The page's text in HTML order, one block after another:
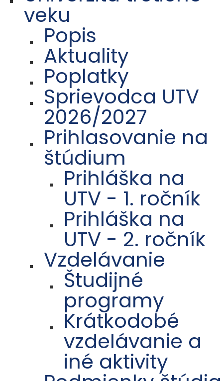
veku
Popis
Aktuality
Poplatky
Sprievodca UTV
2026/2027
Prihlasovanie na
štúdium
Prihláška na
UTV - 1. ročník
Prihláška na
UTV - 2. ročník
Vzdelávanie
Študijné
programy
Krátkodobé
vzdelávanie a
iné aktivity